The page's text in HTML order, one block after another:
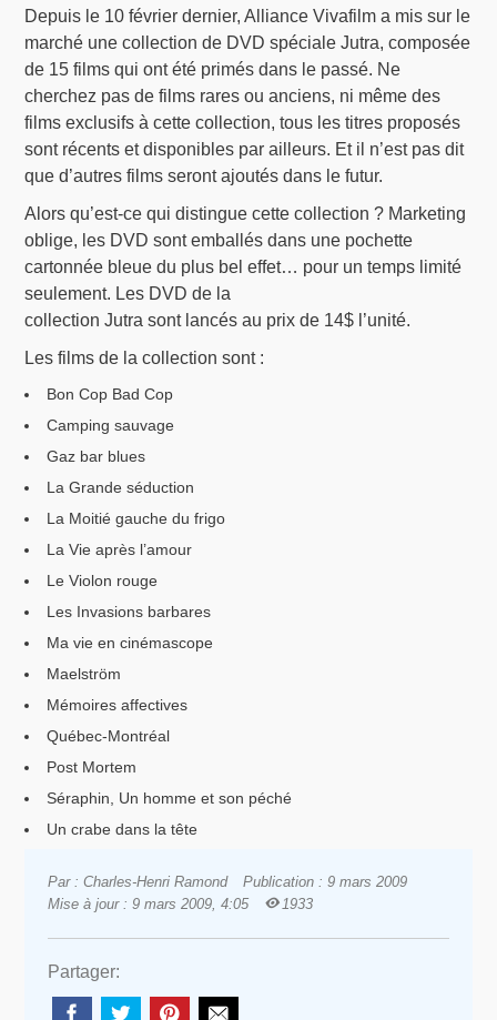
Depuis le 10 février dernier, Alliance Vivafilm a mis sur le
marché une collection de DVD spéciale Jutra, composée
de 15 films qui ont été primés dans le passé. Ne
cherchez pas de films rares ou anciens, ni même des
films exclusifs à cette collection, tous les titres proposés
sont récents et disponibles par ailleurs. Et il n’est pas dit
que d’autres films seront ajoutés dans le futur.
Alors qu’est-ce qui distingue cette collection ? Marketing
oblige, les DVD sont emballés dans une pochette
cartonnée bleue du plus bel effet… pour un temps limité
seulement. Les DVD de la
collection Jutra sont lancés au prix de 14$ l’unité.
Les films de la collection sont :
Bon Cop Bad Cop
Camping sauvage
Gaz bar blues
La Grande séduction
La Moitié gauche du frigo
La Vie après l’amour
Le Violon rouge
Les Invasions barbares
Ma vie en cinémascope
Maelström
Mémoires affectives
Québec-Montréal
Post Mortem
Séraphin, Un homme et son péché
Un crabe dans la tête
Par : Charles-Henri Ramond
Publication : 9 mars 2009
Mise à jour : 9 mars 2009, 4:05
1933
Partager: